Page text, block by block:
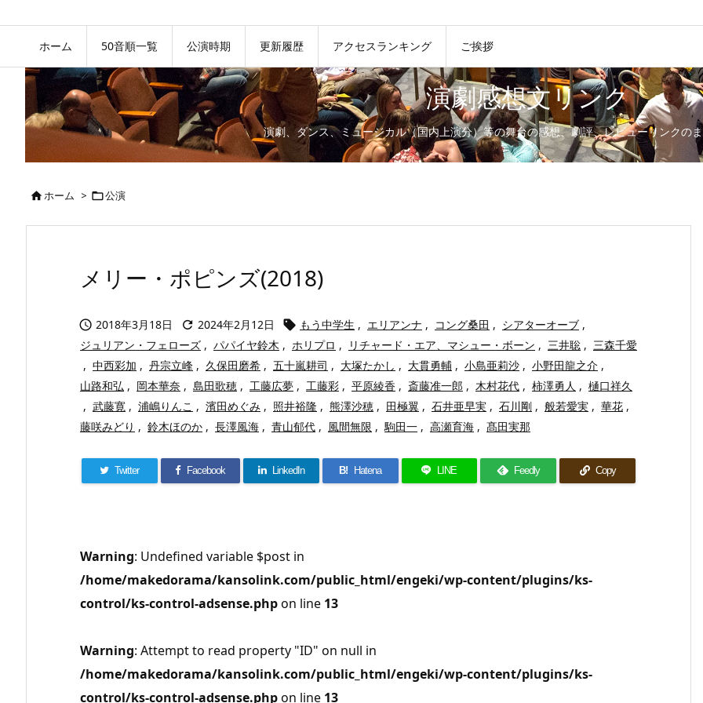
ホーム 50音順一覧 公演時期 更新履歴 アクセスランキング ご挨拶
演劇感想文リンク
演劇、ダンス、ミュージカル（国内上演分）等の舞台の感想、劇評、レビューリンクの
ホーム > 公演
メリー・ポピンズ(2018)
 2018年3月18日  2024年2月12日  もう中学生 , エリアンナ , コング桑田 , シアターオーブ ,
ジュリアン・フェローズ , パパイヤ鈴木 , ホリプロ , リチャード・エア、マシュー・ボーン , 三井聡 , 三森千愛
, 中西彩加 , 丹宗立峰 , 久保田磨希 , 五十嵐耕司 , 大塚たかし , 大貫勇輔 , 小島亜莉沙 , 小野田龍之介 ,
山路和弘 , 岡本華奈 , 島田歌穂 , 工藤広夢 , 工藤彩 , 平原綾香 , 斎藤准一郎 , 木村花代 , 柿澤勇人 , 樋口祥久
, 武藤寛 , 浦嶋りんこ , 濱田めぐみ , 照井裕隆 , 熊澤沙穂 , 田極翼 , 石井亜早実 , 石川剛 , 般若愛実 , 華花 ,
藤咲みどり , 鈴木ほのか , 長澤風海 , 青山郁代 , 風間無限 , 駒田一 , 高瀬育海 , 髙田実那
Twitter Facebook LinkedIn B! Hatena LINE Feedly Copy
Warning: Undefined variable $post in
/home/makedorama/kansolink.com/public_html/engeki/wp-content/plugins/ks-
control/ks-control-adsense.phpon line 13
Warning: Attempt to read property "ID" on null in
/home/makedorama/kansolink.com/public_html/engeki/wp-content/plugins/ks-
control/ks-control-adsense.phpon line 13